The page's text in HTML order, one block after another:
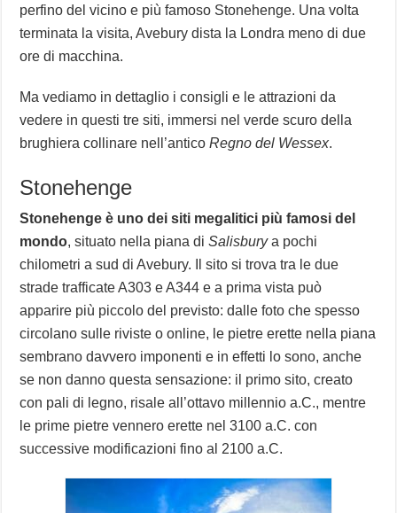
perfino del vicino e più famoso Stonehenge. Una volta
terminata la visita, Avebury dista la Londra meno di due
ore di macchina.
Ma vediamo in dettaglio i consigli e le attrazioni da
vedere in questi tre siti, immersi nel verde scuro della
brughiera collinare nell’anticoRegno del Wessex.
Stonehenge
Stonehenge è uno dei siti megalitici più famosi del
mondo, situato nella piana diSalisburya pochi
chilometri a sud di Avebury. Il sito si trova tra le due
strade trafficate A303 e A344 e a prima vista può
apparire più piccolo del previsto: dalle foto che spesso
circolano sulle riviste o online, le pietre erette nella piana
sembrano davvero imponenti e in effetti lo sono, anche
se non danno questa sensazione: il primo sito, creato
con pali di legno, risale all’ottavo millennio a.C., mentre
le prime pietre vennero erette nel 3100 a.C. con
successive modificazioni fino al 2100 a.C.